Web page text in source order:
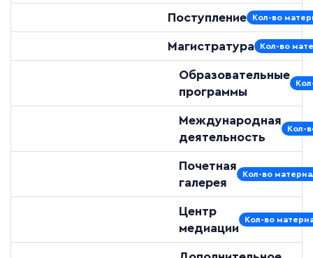
Поступление Кол-во
Магистратура Кол-во
Образовательные
программы
Международная
деятельность
Кол-
Почетная
галерея
Кол-во
Центр
медиации
Кол-во